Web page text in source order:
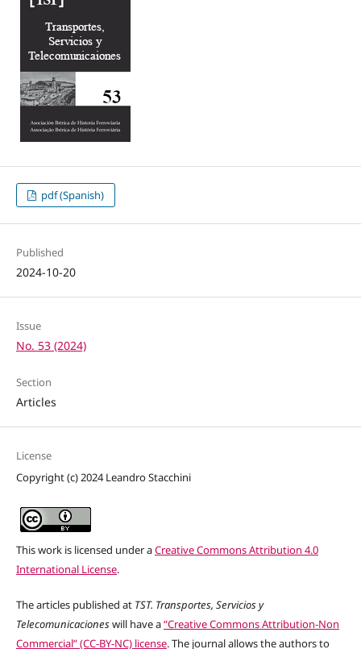
pdf (Spanish)
Published
2024-10-20
Issue
No. 53 (2024)
Section
Articles
License
Copyright (c) 2024 Leandro Stacchini
This work is licensed under aCreative Commons Attribution 4.0
International License.
The articles published at TST. Transportes, Servicios y
Telecomunicacioneswill have a“Creative Commons Attribution-Non
Commercial” (CC-BY-NC) license. The journal allows the authors to